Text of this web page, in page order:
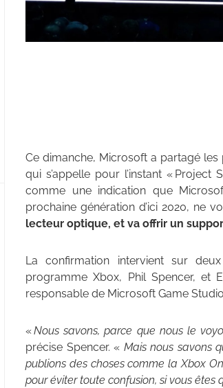
Ce dimanche, Microsoft a partagé
qui s’appelle pour l’instant «
comme une indication que
prochaine génération d’ici 2020, ne
lecteur optique, et va offrir un
La confirmation intervient sur
programme Xbox, Phil Spencer, et
responsable de Microsoft Game
«Nous savons, parce que nous le
précise Spencer. « Mais nous savons
publions des choses comme la Xbox
pour éviter toute confusion, si vous êtes